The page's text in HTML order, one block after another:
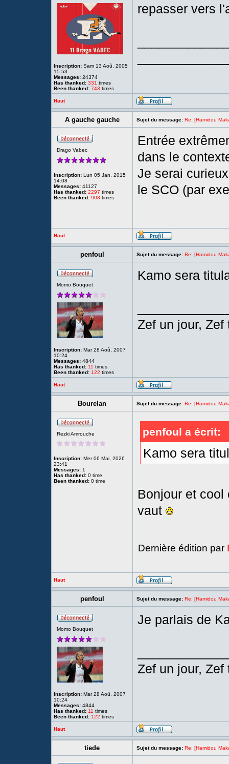
Inscription: Sam 13 Aoû, 2005
15:53
Messages: 24374
Has thanked: 331 times
Been thanked: 743 times
repasser vers
Haut
A gauche gauche Sujet du message: Re: [Hamidou
Drago Vabec
Inscription: Lun 05 Jan, 2015
14:08
Messages: 41127
Has thanked: 2297 times
Been thanked: 903 times
Entrée
dans le
Je serai
le SCO (par
Haut
penfoul Sujet du message: Re: [Hamidou
Momo Bouquet
Inscription: Mar 28 Aoû, 2007
10:24
Messages: 4844
Has thanked: 11 times
Been thanked: 122 times
Kamo sera
Zef un jour, Zef
Haut
Bourelan Sujet du message: Re: [Hamidou
Rezki Amrouche
Inscription: Mer 06 Mai, 2026
23:41
Messages: 1
Has thanked: 0 time
Been thanked: 0 time
penfoul a écrit:
Kamo sera
Bonjour et
vaut
Dernière édition par
Haut
penfoul Sujet du message: Re: [Hamidou
Momo Bouquet
Inscription: Mar 28 Aoû, 2007
10:24
Messages: 4844
Has thanked: 11 times
Been thanked: 122 times
Je parlais de
Zef un jour, Zef
Haut
tiede Sujet du message: Re: [Hamidou